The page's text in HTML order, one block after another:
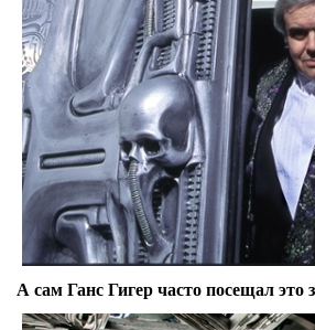
А сам Ганс Гигер часто посещал это